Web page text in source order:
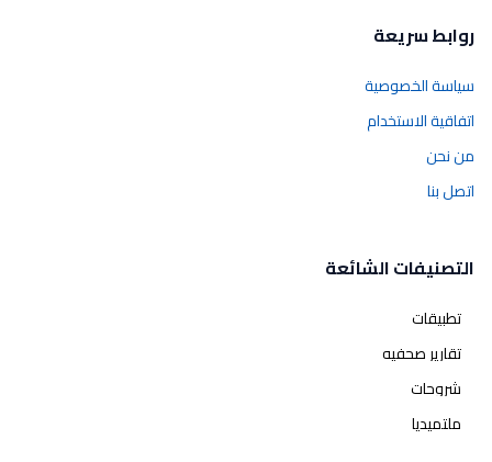
روابط سريعة
سياسة الخصوصية
اتفاقية الاستخدام
من نحن
اتصل بنا
التصنيفات الشائعة
تطبيقات
تقارير صحفيه
شروحات
ملتميديا